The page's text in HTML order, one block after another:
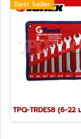
Best Seller